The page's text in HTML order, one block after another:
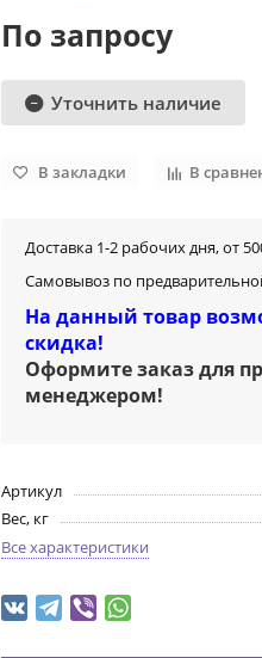
По запросу
Уточнить наличие
В закладки В
Доставка 1-2 рабочих дня, от
Самовывоз по
На данный товар
скидка!
Оформите заказ для
менеджером!
Артикул
Вес, кг
Все характеристики